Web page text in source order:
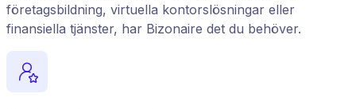
företagsbildning, virtuella kontorslösningar eller
finansiella tjänster, har Bizonaire det du behöver.